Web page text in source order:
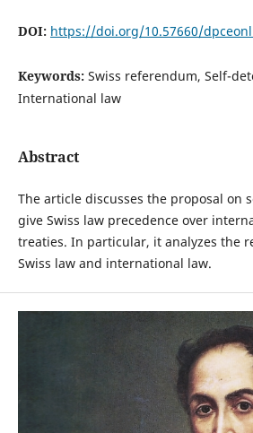
DOI: https://doi.org/10.57660/
Keywords: Swiss referendum, Self-
International law
Abstract
The article discusses the proposal on
give Swiss law precedence over
treaties. In particular, it analyzes the
Swiss law and international law.